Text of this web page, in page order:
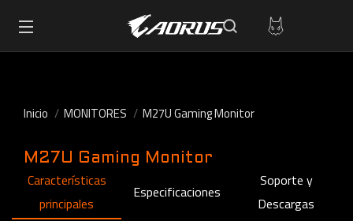
Inicio MONITORES M27U Gaming Monitor
M27U Gaming Monitor
Características
principales
Especificaciones
Soporte y
Descargas